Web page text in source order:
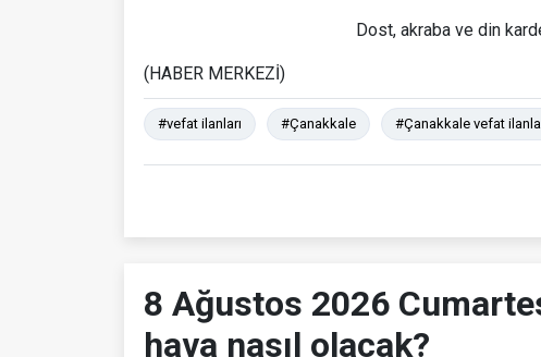
Dost, akraba ve din
(HABER MERKEZİ)
#vefat ilanları #Çanakkale #Çanakkale vefat
8 Ağustos 2026
hava nasıl olacak?